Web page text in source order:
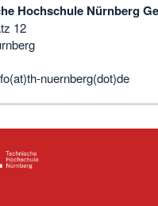
Hochschule Nürnberg
12
nuernberg(dot)de